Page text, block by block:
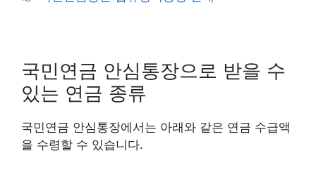
국민연금 안심통장으로 받을 수
있는 연금 종류
국민연금 안심통장에서는 아래와 같은 연금 수급액
을 수령할 수 있습니다.